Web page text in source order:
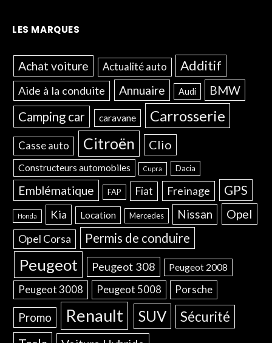
LES MARQUES
Achat voiture Actualité auto Additif
Aide à la conduite Annuaire Audi BMW
Camping car caravane Carrosserie
Casse auto Citroën Clio
Constructeurs automobiles Cupra Dacia
Emblématique FAP Fiat Freinage GPS
Honda Kia Location Mercedes Nissan Opel
Opel Corsa Permis de conduire
Peugeot Peugeot 308 Peugeot 2008
Peugeot 3008 Peugeot 5008 Porsche
Promo Renault SUV Sécurité